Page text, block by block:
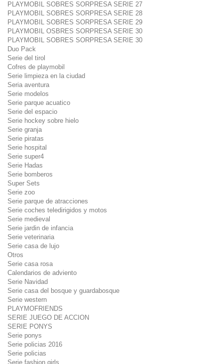
PLAYMOBIL SOBRES SORPRESA SERIE 27
PLAYMOBIL SOBRES SORPRESA SERIE 28
PLAYMOBIL SOBRES SORPRESA SERIE 29
PLAYMOBIL OSBRES SORPRESA SERIE 30
PLAYMOBIL SOBRES SORPRESA SERIE 30
Duo Pack
Serie del tirol
Cofres de playmobil
Serie limpieza en la ciudad
Seria aventura
Serie modelos
Serie parque acuatico
Serie del espacio
Serie hockey sobre hielo
Serie granja
Serie piratas
Serie hospital
Serie super4
Serie Hadas
Serie bomberos
Super Sets
Serie zoo
Serie parque de atracciones
Serie coches teledirigidos y motos
Serie medieval
Serie jardin de infancia
Serie veterinaria
Serie casa de lujo
Otros
Serie casa rosa
Calendarios de adviento
Serie Navidad
Serie casa del bosque y guardabosque
Serie western
PLAYMOFRIENDS
SERIE JUEGO DE ACCION
SERIE PONYS
Serie ponys
Serie policias 2016
Serie policias
Serie fashion girls